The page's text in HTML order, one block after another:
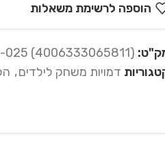
הוספה לרשימת משאלות
(4006333065811) 33-025
דמויות משחק לילדים,